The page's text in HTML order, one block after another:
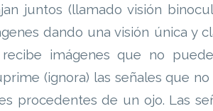
juntos (llamado visión
dando una visión única y
imágenes que no
(ignora) las señales que no
procedentes de un ojo. Las